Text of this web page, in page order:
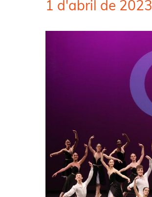
1 d'abril de 2023